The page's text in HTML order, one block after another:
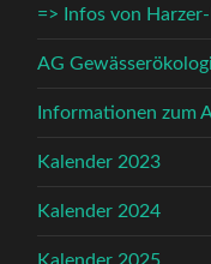
=> Infos von
AG
Informationen zum
Kalender 2023
Kalender 2024